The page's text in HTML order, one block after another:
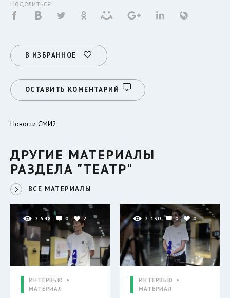
Поделиться:
В ИЗБРАННОЕ
ОСТАВИТЬ КОМЕНТАРИЙ
Новости СМИ2
ДРУГИЕ МАТЕРИАЛЫ
РАЗДЕЛА "ТЕАТР"
ВСЕ МАТЕРИАЛЫ
2 548 0 2
ИНТЕРВЬЮ
МАТЕРИАЛ
2 130 0 0
ИНТЕРВЬЮ
МАТЕРИАЛ